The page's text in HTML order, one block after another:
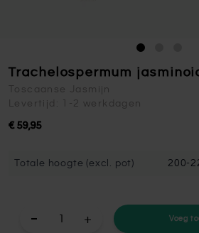
Trachelospermum
Toscaanse Jasmijn
Levertijd: 1-2 werkdagen
€ 59,95
Totale hoogte (excl. pot) 200-
+ Voeg